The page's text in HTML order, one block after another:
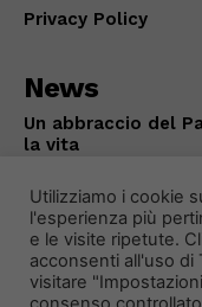
Privacy Policy
News
Un abbraccio del
la vita
Utilizziamo i cookie
l'esperienza più
e le visite ripetute.
acconsenti all'uso di
visitare